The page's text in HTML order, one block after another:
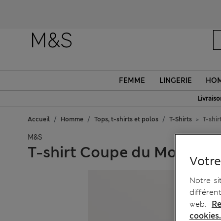
FEMME LINGERIE
Accueil Homme Tops, t-shirts et polos T-Shirts T-
M&S
T-shirt Coupe du Monde
Notre
web.
cookies.